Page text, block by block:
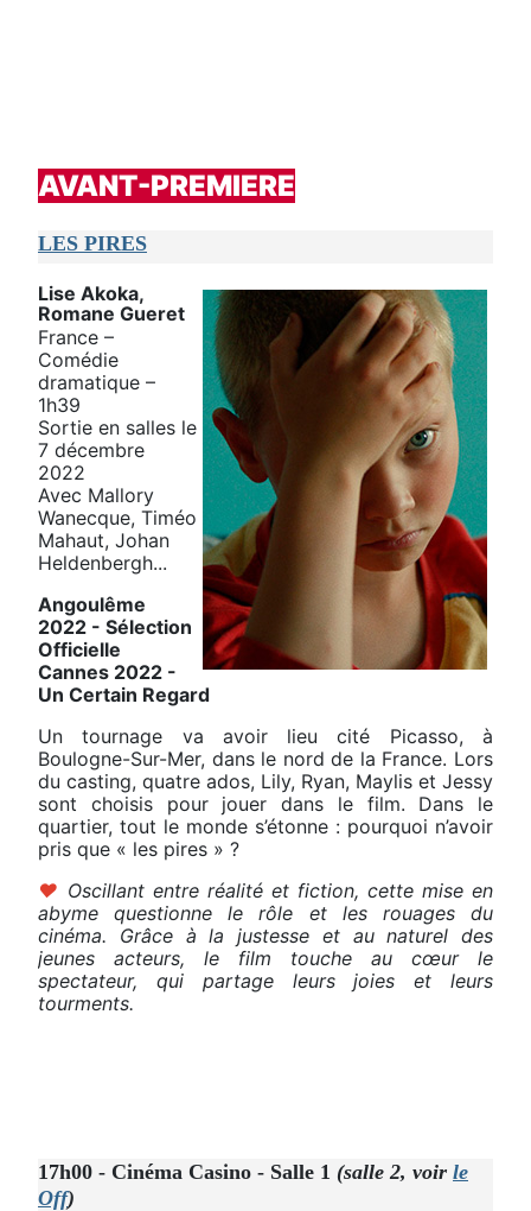
AVANT-PREMIERE
LES PIRES
Lise Akoka,
Romane Gueret
France –
Comédie
dramatique –
1h39
Sortie en salles le
7 décembre
2022
Avec Mallory
Wanecque, Timéo
Mahaut, Johan
Heldenbergh...
Angoulême
2022 - Sélection
Officielle
Cannes 2022 -
Un Certain Regard
Un tournage va avoir lieu cité Picasso, à
Boulogne-Sur-Mer, dans le nord de la France. Lors
du casting, quatre ados, Lily, Ryan, Maylis et Jessy
sont choisis pour jouer dans le film. Dans le
quartier, tout le monde s’étonne : pourquoi n’avoir
pris que « les pires » ?
♥ Oscillant entre réalité et fiction, cette mise en
abyme questionne le rôle et les rouages du
cinéma. Grâce à la justesse et au naturel des
jeunes acteurs, le film touche au cœur le
spectateur, qui partage leurs joies et leurs
tourments.
17h00 - Cinéma Casino - Salle 1 (salle 2, voir le
Off)